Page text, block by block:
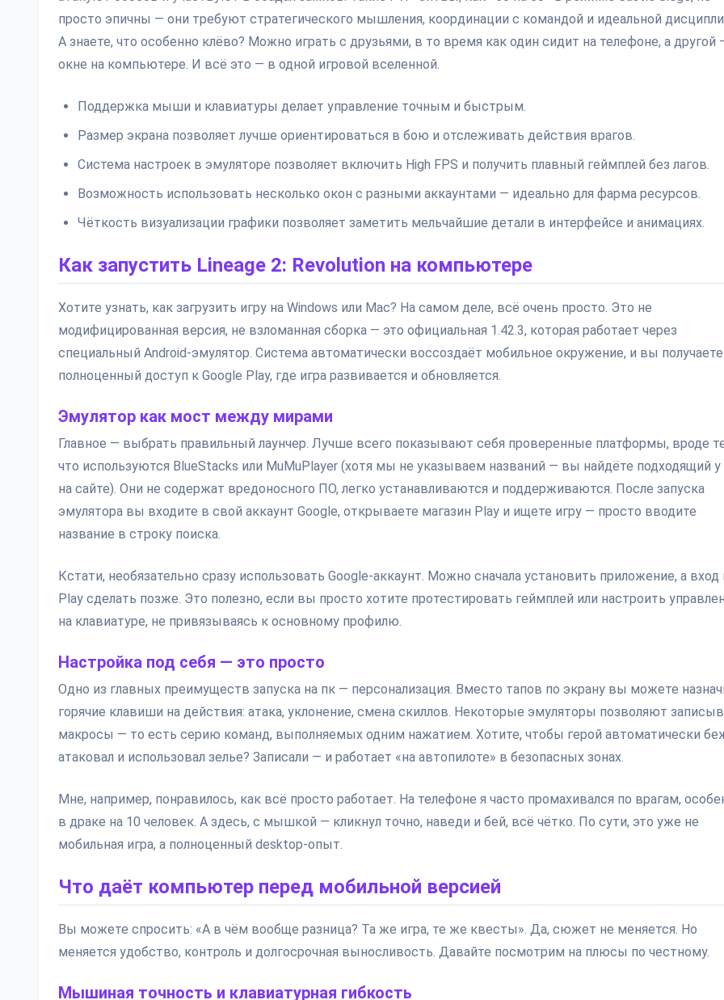
просто эпичны — они требуют стратегического мышления, координации с командой и идеальной
А знаете, что особенно клёво? Можно играть с друзьями, в то время как один сидит на телефоне, а другой
окне на компьютере. И всё это — в одной игровой вселенной.
Поддержка мыши и клавиатуры делает управление точным и быстрым.
Размер экрана позволяет лучше ориентироваться в бою и отслеживать действия врагов.
Система настроек в эмуляторе позволяет включить High FPS и получить плавный геймплей без лагов.
Возможность использовать несколько окон с разными аккаунтами — идеально для фарма ресурсов.
Чёткость визуализации графики позволяет заметить мельчайшие детали в интерфейсе и анимациях.
Как запустить Lineage 2: Revolution на компьютере
Хотите узнать, как загрузить игру на Windows или Mac? На самом деле, всё очень просто. Это не
модифицированная версия, не взломанная сборка — это официальная 1.42.3, которая работает через
специальный Android-эмулятор. Система автоматически воссоздаёт мобильное окружение, и вы получаете
полноценный доступ к Google Play, где игра развивается и обновляется.
Эмулятор как мост между мирами
Главное — выбрать правильный лаунчер. Лучше всего показывают себя проверенные платформы, вроде
что используются BlueStacks или MuMuPlayer (хотя мы не указываем названий — вы найдёте подходящий у
на сайте). Они не содержат вредоносного ПО, легко устанавливаются и поддерживаются. После запуска
эмулятора вы входите в свой аккаунт Google, открываете магазин Play и ищете игру — просто вводите
название в строку поиска.
Кстати, необязательно сразу использовать Google-аккаунт. Можно сначала установить приложение, а вход
Play сделать позже. Это полезно, если вы просто хотите протестировать геймплей или настроить
на клавиатуре, не привязываясь к основному профилю.
Настройка под себя — это просто
Одно из главных преимуществ запуска на пк — персонализация. Вместо тапов по экрану вы можете
горячие клавиши на действия: атака, уклонение, смена скиллов. Некоторые эмуляторы позволяют
макросы — то есть серию команд, выполняемых одним нажатием. Хотите, чтобы герой автоматически
атаковал и использовал зелье? Записали — и работает «на автопилоте» в безопасных зонах.
Мне, например, понравилось, как всё просто работает. На телефоне я часто промахивался по врагам,
в драке на 10 человек. А здесь, с мышкой — кликнул точно, наведи и бей, всё чётко. По сути, это уже не
мобильная игра, а полноценный desktop-опыт.
Что даёт компьютер перед мобильной версией
Вы можете спросить: «А в чём вообще разница? Та же игра, те же квесты». Да, сюжет не меняется. Но
меняется удобство, контроль и долгосрочная выносливость. Давайте посмотрим на плюсы по честному.
Мышиная точность и клавиатурная гибкость